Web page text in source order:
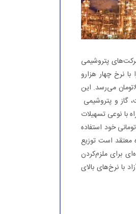
پتروشیمی
را با نرخ چهار هزارو
۲۰۰تومان به دولت بدهد. با‌این‌حساب، دریافتی هر دلار برای صادرکننده پتروشیمی به چهار هزارو ۶۰۰تومان می‌رسد. این
گاز و پتروشیمی
نوعی تسهیلات
دوطرفه است، دولت هم می‌تواند از ارز حاصل از صادرات این محصول با نرخ دلار چهار هزارو ۲۰۰تومانی خود استفاده
معتقد است توزیع
برای ملزم‌‌کردن
به جای فروش در بازار آزاد با نرخ‌های بالای